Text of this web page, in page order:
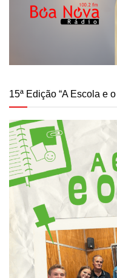
15ª Edição “A Escola e